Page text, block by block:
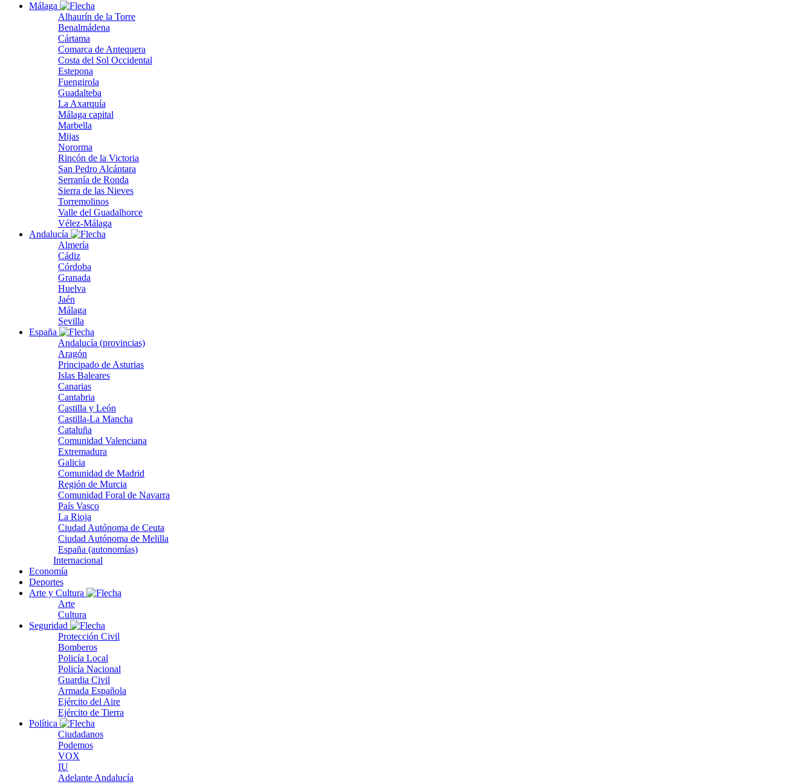
Málaga
Alhaurín de la Torre
Benalmádena
Cártama
Comarca de Antequera
Costa del Sol Occidental
Estepona
Fuengirola
Guadalteba
La Axarquía
Málaga capital
Marbella
Mijas
Nororma
Rincón de la Victoria
San Pedro Alcántara
Serranía de Ronda
Sierra de las Nieves
Torremolinos
Valle del Guadalhorce
Vélez-Málaga
Andalucía
Almería
Cádiz
Córdoba
Granada
Huelva
Jaén
Málaga
Sevilla
España
Andalucía (provincias)
Aragón
Principado de Asturias
Islas Baleares
Canarias
Cantabria
Castilla y León
Castilla-La Mancha
Cataluña
Comunidad Valenciana
Extremadura
Galicia
Comunidad de Madrid
Región de Murcia
Comunidad Foral de Navarra
País Vasco
La Rioja
Ciudad Autónoma de Ceuta
Ciudad Autónoma de Melilla
España (autonomías)
Internacional
Economía
Deportes
Arte y Cultura
Arte
Cultura
Seguridad
Protección Civil
Bomberos
Policía Local
Policía Nacional
Guardia Civil
Armada Española
Ejército del Aire
Ejército de Tierra
Política
Ciudadanos
Podemos
VOX
IU
Adelante Andalucía